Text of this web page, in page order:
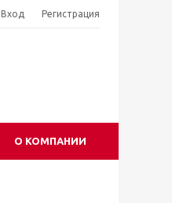
Вход Регистрация
О КОМПАНИИ